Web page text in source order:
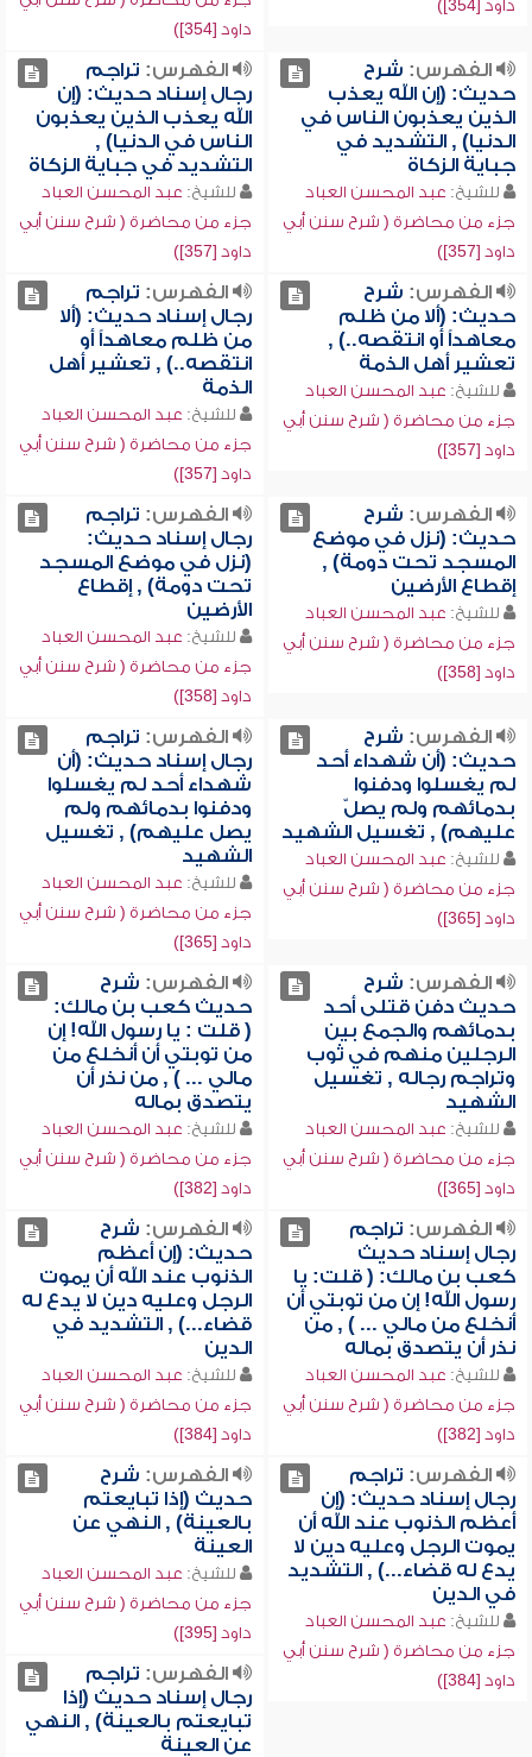
داود [354])
داود [354])
الفهرس: شرح
حديث: (إن الله يعذب
الذين يعذبون الناس في
الدنيا) , التشديد في
جباية الزكاة
للشيخ: عبد المحسن العباد
جزء من محاضرة ( شرح سنن أبي
داود [357])
الفهرس: تراجم
رجال إسناد حديث: (إن
الله يعذب الذين يعذبون
الناس في الدنيا) ,
التشديد في جباية الزكاة
للشيخ: عبد المحسن العباد
جزء من محاضرة ( شرح سنن أبي
داود [357])
الفهرس: شرح
حديث: (ألا من ظلم
معاهداً أو انتقصه..) ,
تعشير أهل الذمة
للشيخ: عبد المحسن العباد
جزء من محاضرة ( شرح سنن أبي
داود [357])
الفهرس: تراجم
رجال إسناد حديث: (ألا
من ظلم معاهداً أو
انتقصه..) , تعشير أهل
الذمة
للشيخ: عبد المحسن العباد
جزء من محاضرة ( شرح سنن أبي
داود [357])
الفهرس: شرح
حديث: (نزل في موضع
المسجد تحت دومة) ,
إقطاع الأرضين
للشيخ: عبد المحسن العباد
جزء من محاضرة ( شرح سنن أبي
داود [358])
الفهرس: تراجم
رجال إسناد حديث:
(نزل في موضع المسجد
تحت دومة) , إقطاع
الأرضين
للشيخ: عبد المحسن العباد
جزء من محاضرة ( شرح سنن أبي
داود [358])
الفهرس: شرح
حديث: (أن شهداء أحد
لم يغسلوا ودفنوا
بدمائهم ولم يصلّ
عليهم) , تغسيل الشهيد
للشيخ: عبد المحسن العباد
جزء من محاضرة ( شرح سنن أبي
داود [365])
الفهرس: تراجم
رجال إسناد حديث: (أن
شهداء أحد لم يغسلوا
ودفنوا بدمائهم ولم
يصل عليهم) , تغسيل
الشهيد
للشيخ: عبد المحسن العباد
جزء من محاضرة ( شرح سنن أبي
داود [365])
الفهرس: شرح
حديث دفن قتلى أحد
بدمائهم والجمع بين
الرجلين منهم في ثوب
وتراجم رجاله , تغسيل
الشهيد
للشيخ: عبد المحسن العباد
جزء من محاضرة ( شرح سنن أبي
داود [365])
الفهرس: شرح
حديث كعب بن مالك:
( قلت : يا رسول الله! إن
من توبتي أن أنخلع من
مالي ... ) , من نذر أن
يتصدق بماله
للشيخ: عبد المحسن العباد
جزء من محاضرة ( شرح سنن أبي
داود [382])
الفهرس: تراجم
رجال إسناد حديث
كعب بن مالك: ( قلت: يا
رسول الله! إن من توبتي أن
أنخلع من مالي ... ) , من
نذر أن يتصدق بماله
للشيخ: عبد المحسن العباد
جزء من محاضرة ( شرح سنن أبي
داود [382])
الفهرس: شرح
حديث: (إن أعظم
الذنوب عند الله أن يموت
الرجل وعليه دين لا يدع له
قضاء...) , التشديد في
الدين
للشيخ: عبد المحسن العباد
جزء من محاضرة ( شرح سنن أبي
داود [384])
الفهرس: تراجم
رجال إسناد حديث: (إن
أعظم الذنوب عند الله أن
يموت الرجل وعليه دين لا
يدع له قضاء...) , التشديد
في الدين
للشيخ: عبد المحسن العباد
جزء من محاضرة ( شرح سنن أبي
داود [384])
الفهرس: شرح
حديث (إذا تبايعتم
بالعينة) , النهي عن
العينة
للشيخ: عبد المحسن العباد
جزء من محاضرة ( شرح سنن أبي
داود [395])
الفهرس: تراجم
رجال إسناد حديث (إذا
تبايعتم بالعينة) , النهي
عن العينة